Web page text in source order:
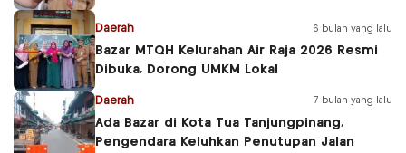
Daerah 6 bulan yang lalu
Bazar MTQH Kelurahan Air Raja 2026 Resmi
Dibuka, Dorong UMKM Lokal
Daerah 7 bulan yang lalu
Ada Bazar di Kota Tua Tanjungpinang,
Pengendara Keluhkan Penutupan Jalan